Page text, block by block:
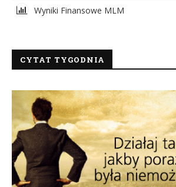
Wyniki Finansowe MLM
CYTAT TYGODNIA